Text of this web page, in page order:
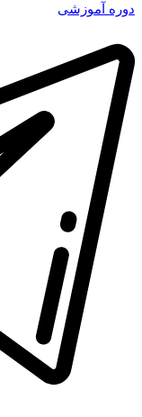
دوره آموزشی